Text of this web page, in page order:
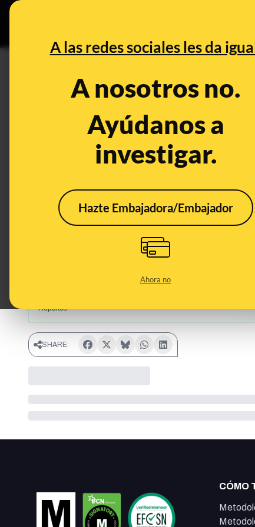
A las redes sociales les da
A nosotros no.
Ayúdanos a
investigar.
Hazte Embajadora/Embajador
Ahora no
VERDADERO
What's being said:
«Bruselas autoriza siete proyectos
Bruselas da luz verde a siete proyectos para extraer
níquel se sacarán en Extremadura, Andalucía,
Reports3
SHARE:
CÓMO